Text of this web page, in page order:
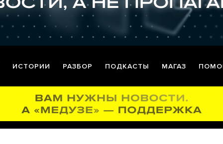
ИСТОРИИ РАЗБОР ПОДКАСТЫ МАГАЗ